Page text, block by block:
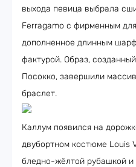
выхода певица выбрала
Ferragamo с фирменным
дополненное длинным
фактурой. Образ,
Посокко, завершили
браслет.
Каллум появился на
двубортном костюме Louis
бледно-жёлтой рубашкой и